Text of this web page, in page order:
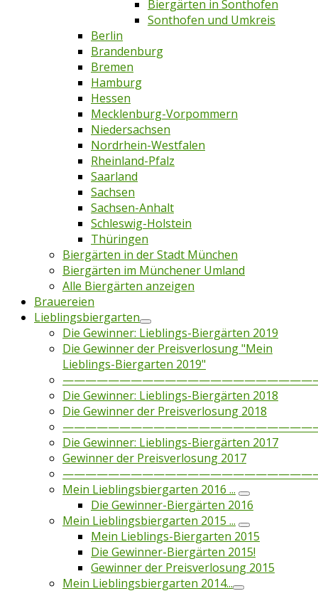
Biergärten in Sonthofen
Sonthofen und Umkreis
Berlin
Brandenburg
Bremen
Hamburg
Hessen
Mecklenburg-Vorpommern
Niedersachsen
Nordrhein-Westfalen
Rheinland-Pfalz
Saarland
Sachsen
Sachsen-Anhalt
Schleswig-Holstein
Thüringen
Biergärten in der Stadt München
Biergärten im Münchener Umland
Alle Biergärten anzeigen
Brauereien
Lieblingsbiergarten
Die Gewinner: Lieblings-Biergärten 2019
Die Gewinner der Preisverlosung "Mein
Lieblings-Biergarten 2019"
Die Gewinner: Lieblings-Biergärten 2018
Die Gewinner der Preisverlosung 2018
Die Gewinner: Lieblings-Biergärten 2017
Gewinner der Preisverlosung 2017
Mein Lieblingsbiergarten 2016 ...
Die Gewinner-Biergärten 2016
Mein Lieblingsbiergarten 2015 ...
Mein Lieblings-Biergarten 2015
Die Gewinner-Biergärten 2015!
Gewinner der Preisverlosung 2015
Mein Lieblingsbiergarten 2014...